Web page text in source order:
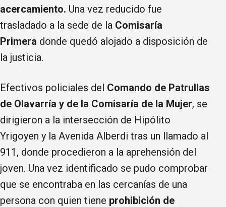
acercamiento. Una vez reducido fue
trasladado a la sede de la Comisaría
Primera donde quedó alojado a disposición de
la justicia.
Efectivos policiales del Comando de Patrullas
de Olavarría y de la Comisaría de la Mujer, se
dirigieron a la intersección de Hipólito
Yrigoyen y la Avenida Alberdi tras un llamado al
911, donde procedieron a la aprehensión del
joven. Una vez identificado se pudo comprobar
que se encontraba en las cercanías de una
persona con quien tiene prohibición de